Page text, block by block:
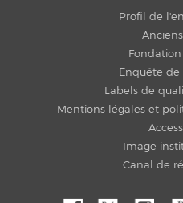
Profil de
Enquête de
Labels de
Mentions légales et
Image
Canal de